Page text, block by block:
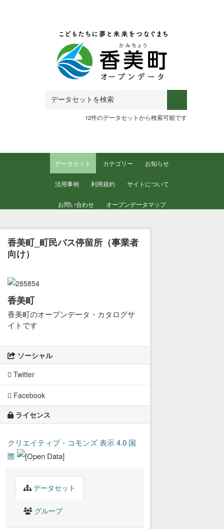
12件のデータセットから検索可能です
データセット カテゴリー お知らせ
活用事例 利用規約 サイトについて
お問い合わせ オープンデータマップ
香美町_町民バス停留所（事業者
向け）
香美町
香美町のオープンデータ・カタログサ
イトです
ソーシャル
Twitter
Facebook
ライセンス
クリエイティブ・コモンズ 表示 4.0 国
際
データセット
グループ